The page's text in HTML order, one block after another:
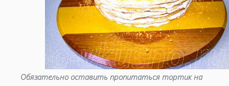
Обязательно оставить пропитаться тортик на